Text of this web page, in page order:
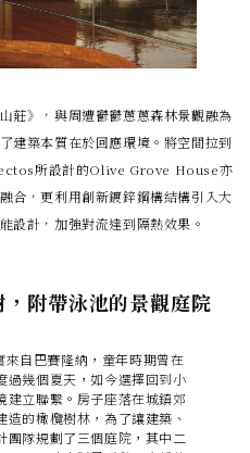
莊》，與周遭鬱鬱蔥蔥森林景觀融為
建築本質在於回應環境。將空間拉到
所設計的Olive Grove House亦
合，更利用創新鍍鋅鋼構結構引入大
設計，加強對流達到隔熱效果。
附帶泳池的景觀庭院
自巴賽隆納，童年時期曾在
過幾個夏天，如今選擇回到小
建立聯繫。房子座落在城鎮郊
的橄欖樹林， 為了讓建築、
團隊規劃了三個庭院，其中二